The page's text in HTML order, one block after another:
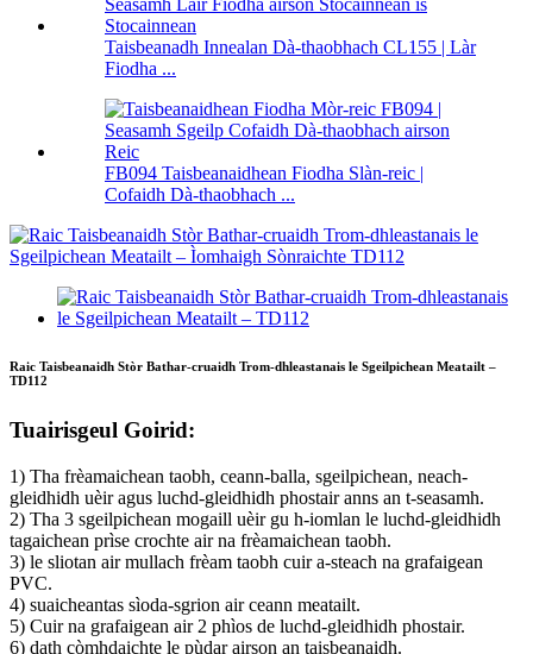
Taisbeanadh Innealan Dà-thaobhach CL155 | Làr
Fiodha ...
FB094 Taisbeanaidhean Fiodha Slàn-reic |
Cofaidh Dà-thaobhach ...
Raic Taisbeanaidh Stòr Bathar-cruaidh Trom-dhleastanais le Sgeilpichean Meatailt –
TD112
Tuairisgeul Goirid:
1) Tha frèamaichean taobh, ceann-balla, sgeilpichean, neach-
gleidhidh uèir agus luchd-gleidhidh phostair anns an t-seasamh.
2) Tha 3 sgeilpichean mogaill uèir gu h-iomlan le luchd-gleidhidh
tagaichean prìse crochte air na frèamaichean taobh.
3) le sliotan air mullach frèam taobh cuir a-steach na grafaigean
PVC.
4) suaicheantas sìoda-sgrion air ceann meatailt.
5) Cuir na grafaigean air 2 phìos de luchd-gleidhidh phostair.
6) dath còmhdaichte le pùdar airson an taisbeanaidh.